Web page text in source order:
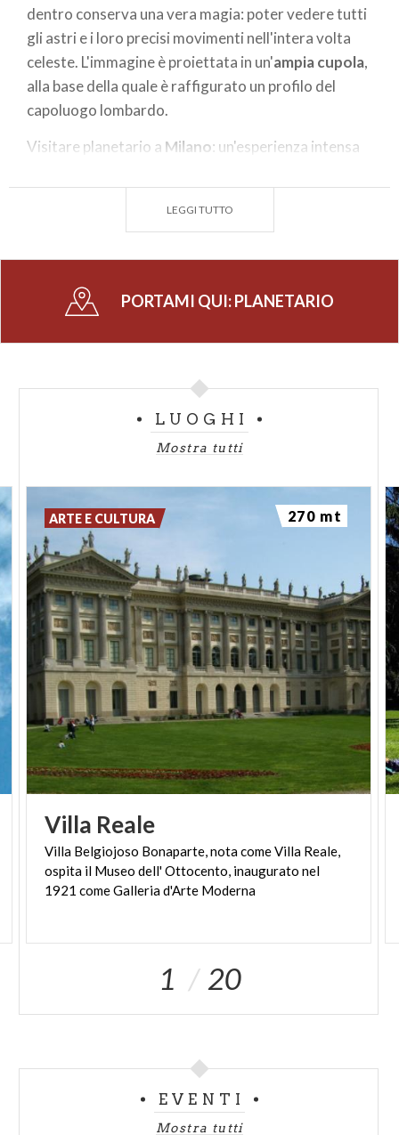
dentro conserva una vera magia: poter vedere tutti
gli astri e i loro precisi movimenti nell'intera volta
celeste. L'immagine è proiettata in un'ampia cupola,
alla base della quale è raffigurato un profilo del
capoluogo lombardo.
Visitare planetario a Milano: un'esperienza intensa
l'importante attività didattica svolta, in tema di
Naturale.
mondo da scoprire per stare con il naso in su a
rimirare le stelle nel centro di Milano.
LEGGI TUTTO
PORTAMI QUI:PLANETARIO
LUOGHI
Mostra tutti
Villa Reale
Villa Belgiojoso Bonaparte, nota come Villa Reale,
ospita il Museo dell' Ottocento, inaugurato nel
1921 come Galleria d'Arte Moderna
ARTE E CULTURA 270 mt
1 20
EVENTI
Mostra tutti